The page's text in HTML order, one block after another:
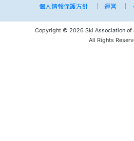
個人情報保護方針 運営
Copyright © 2026 Ski Association of
All Rights